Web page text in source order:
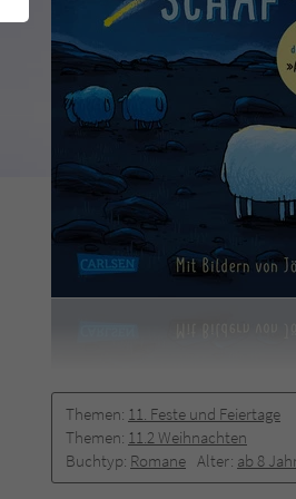
Themen: 11. Feste und Feiertage
Themen: 11.2 Weihnachten
Buchtyp: Romane Alter: ab 8